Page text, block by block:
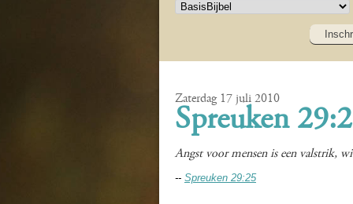
Zaterdag 17 juli 2010
Spreuken
Angst voor mensen is een valstrik,
-- Spreuken 29:25